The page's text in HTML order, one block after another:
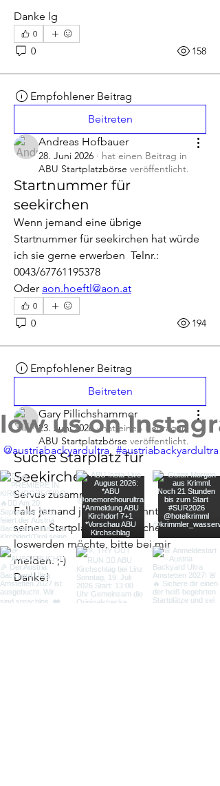
Danke lg
0
0 158
Empfohlener Beitrag
Beitreten
Andreas Hofbauer
28. Juni 2026 · hat einen Beitrag in
ABU Startplatzbörse veröffentlicht.
Startnummer für
seekirchen
Wenn jemand eine übrige
Startnummer für seekirchen hat würde
ich sie gerne erwerben  Telnr.:
0043/67761195378
Oder aon.hoeftl@aon.at
0
0 194
Empfohlener Beitrag
Beitreten
Gary Pillichshammer
23. Juni 2026·hat einen Beitrag in
ABU Startplatzbörse veröffentlicht.
Suche Starplatz für
Seekirchen
Servus zusammen!
Falls jemand jemanden kennt, der
seinen Startplatz für Seekirchen
loswerden möchte, bitte bei mir
melden. ;-)
Danke!
us on
#austriabackyardultra
@austriabackyardultra